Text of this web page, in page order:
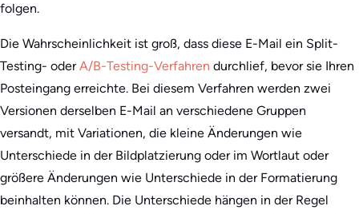
folgen.
Die Wahrscheinlichkeit ist groß, dass diese E-Mail ein Split-
Testing- oderA/B-Testing-Verfahren durchlief, bevor sie Ihren
Posteingang erreichte. Bei diesem Verfahren werden zwei
Versionen derselben E-Mail an verschiedene Gruppen
versandt, mit Variationen, die kleine Änderungen wie
Unterschiede in der Bildplatzierung oder im Wortlaut oder
größere Änderungen wie Unterschiede in der Formatierung
beinhalten können. Die Unterschiede hängen in der Regel